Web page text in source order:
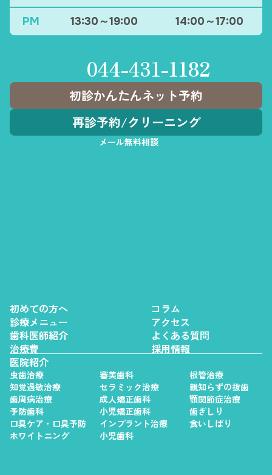
PM 13:30～19:00 14:00～17:00
044-431-1182
初診かんたんネット予約
再診予約/クリーニング
メール無料相談
初めての方へ
診療メニュー
歯科医師紹介
治療費
医院紹介
コラム
アクセス
よくある質問
採用情報
虫歯治療
知覚過敏治療
歯周病治療
予防歯科
口臭ケア・口臭予防
ホワイトニング
審美歯科
セラミック治療
成人矯正歯科
小児矯正歯科
インプラント治療
小児歯科
根管治療
親知らずの抜歯
顎関節症治療
歯ぎしり
食いしばり